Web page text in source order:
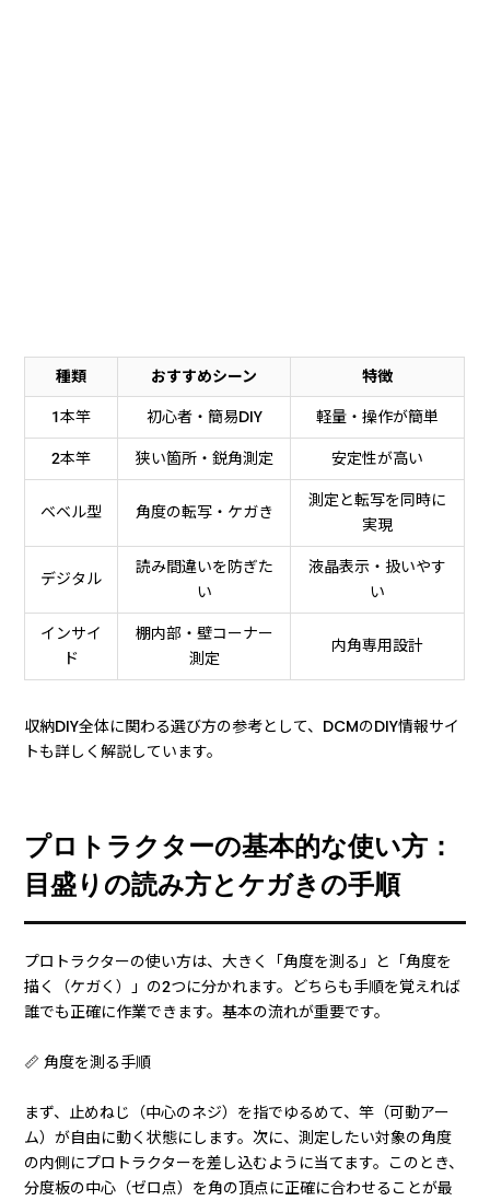
種類 おすすめシーン
特徴
1本竿
初心者・簡易DIY
軽量・操作が簡単
2本竿
狭い箇所・鋭角測定 安定性が高い
ベベル型 角度の転写・ケガき
測定と転写を同時に
実現
デジタル
読み間違いを防ぎた
い
液晶表示・扱いやす
い
インサイ
ド
棚内部・壁コーナー
測定
内角専用設計
収納DIY全体に関わる選び方の参考として、DCMのDIY情報サイ
トも詳しく解説しています。
プロトラクターの基本的な使い方：
目盛りの読み方とケガきの手順
プロトラクターの使い方は、大きく「角度を測る」と「角度を
描く（ケガく）」の2つに分かれます。どちらも手順を覚えれば
誰でも正確に作業できます。基本の流れが重要です。
📏 角度を測る手順
まず、止めねじ（中心のネジ）を指でゆるめて、竿（可動アー
ム）が自由に動く状態にします。次に、測定したい対象の角度
の内側にプロトラクターを差し込むように当てます。このとき、
分度板の中心（ゼロ点）を角の頂点に正確に合わせることが最